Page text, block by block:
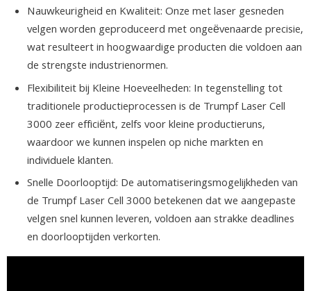
Nauwkeurigheid en Kwaliteit: Onze met laser gesneden
velgen worden geproduceerd met ongeëvenaarde precisie,
wat resulteert in hoogwaardige producten die voldoen aan
de strengste industrienormen.
Flexibiliteit bij Kleine Hoeveelheden: In tegenstelling tot
traditionele productieprocessen is de Trumpf Laser Cell
3000 zeer efficiënt, zelfs voor kleine productieruns,
waardoor we kunnen inspelen op niche markten en
individuele klanten.
Snelle Doorlooptijd: De automatiseringsmogelijkheden van
de Trumpf Laser Cell 3000 betekenen dat we aangepaste
velgen snel kunnen leveren, voldoen aan strakke deadlines
en doorlooptijden verkorten.